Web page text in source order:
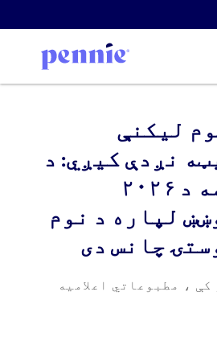
لیکنې
نږدې کیږي: د
جنوري ۳۱مه د ۲۰۲۶
لپاره د نوم
چانس دی
کې ، مطبوعاتي اعلامیه